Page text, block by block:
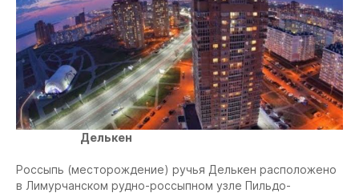
Делькен
Россыпь (месторождение) ручья Делькен расположено
в Лимурчанском рудно-россыпном узле Пильдо-